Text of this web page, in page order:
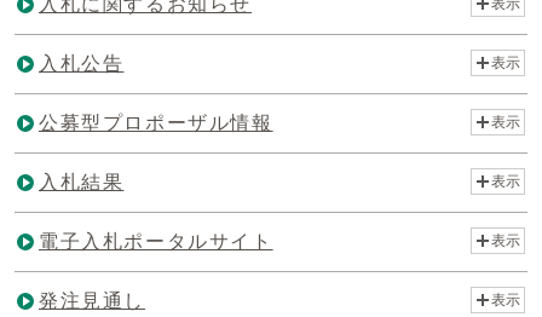
表示
入札公告 表示
公募型プロポーザル情報 表示
入札結果 表示
電子入札ポータルサイト 表示
発注見通し 表示